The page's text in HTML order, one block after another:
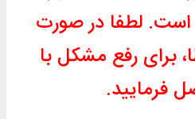
است. لطفا در صورت
برای رفع مشکل با
فرمایید.